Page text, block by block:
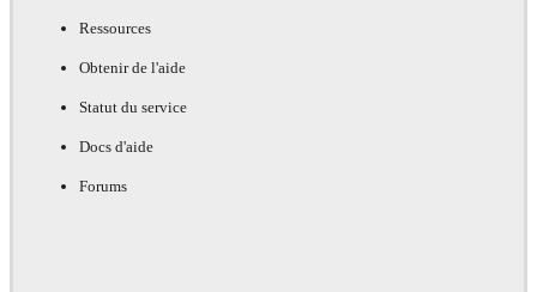
Ressources
Obtenir de l'aide
Statut du service
Docs d'aide
Forums